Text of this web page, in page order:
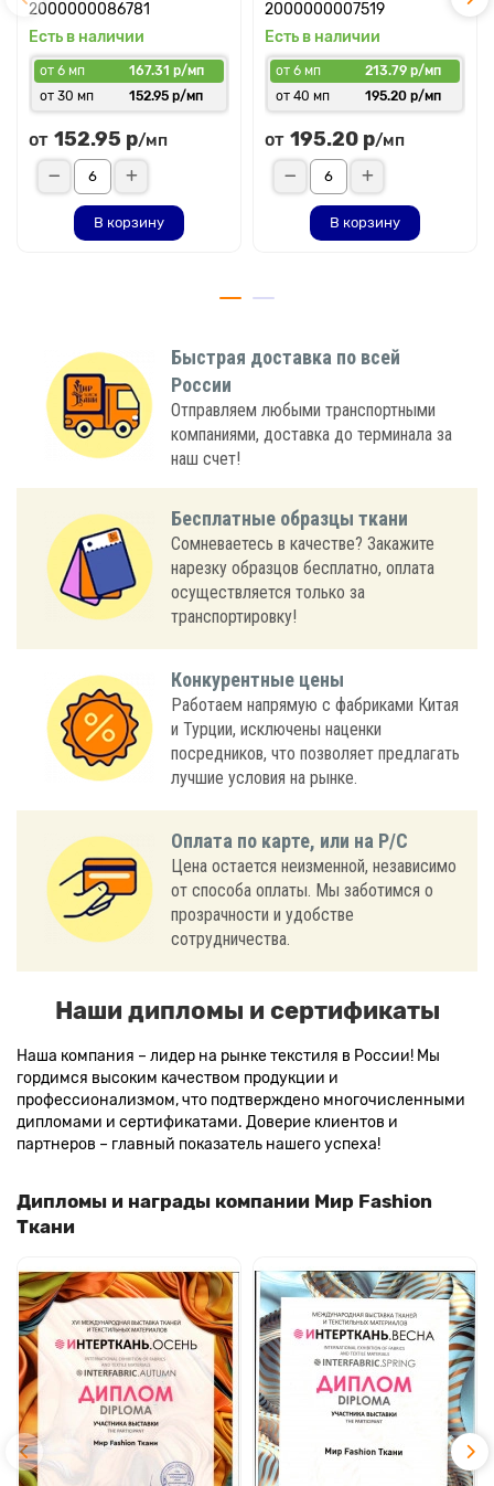
2000000086781
Есть в наличии
от 6 мп
167.31 р/мп
от 30 мп
152.95 р/мп
от 152.95 р/мп
В корзину
2000000007519
Есть в наличии
от 6 мп
213.79 р/мп
от 40 мп
195.20 р/мп
от 195.20 р/мп
В корзину
Быстрая доставка по всей
России
Отправляем любыми транспортными
компаниями, доставка до терминала за
наш счет!
Бесплатные образцы ткани
Сомневаетесь в качестве? Закажите
нарезку образцов бесплатно, оплата
осуществляется только за
транспортировку!
Конкурентные цены
Работаем напрямую с фабриками Китая
и Турции, исключены наценки
посредников, что позволяет предлагать
лучшие условия на рынке.
Оплата по карте, или на Р/С
Цена остается неизменной, независимо
от способа оплаты. Мы заботимся о
прозрачности и удобстве
сотрудничества.
Наши дипломы и сертификаты
Наша компания – лидер на рынке текстиля в России! Мы
гордимся высоким качеством продукции и
профессионализмом, что подтверждено многочисленными
дипломами и сертификатами. Доверие клиентов и
партнеров – главный показатель нашего успеха!
Дипломы и награды компании Мир Fashion
Ткани